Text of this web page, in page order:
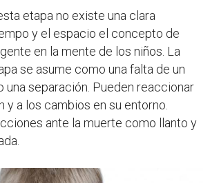
etapa no existe una clara
y el espacio el concepto de
en la mente de los niños. La
se asume como una falta de un
una separación. Pueden reaccionar
y a los cambios en su entorno.
ante la muerte como llanto y